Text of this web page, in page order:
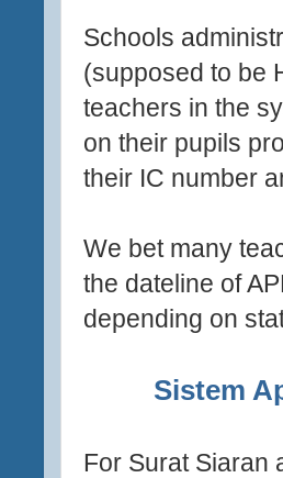
Schools
(supposed to be
teachers in the
on their pupils
their IC number
We bet many
the dateline of
depending on
Sistem
For Surat Siaran